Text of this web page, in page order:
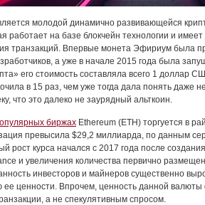
молодой динамично развивающейся
работает на базе блокчейн технологии и
транзакций. Впервые монета Эфириум была
а уже в начале 2015 года была
его стоимость составляла всего 1 доллар
в 15 раз, чем уже тогда дала понять даже
что это далеко не заурядный альткоин.
биржах Ethereum (ETH) торгуется в
превысила $29,2 миллиарда, по данным
рост курса начался с 2017 года после
и увеличения количества первично
инвесторов и майнеров существенно
ее ценности. Впрочем, ценность данной
а не спекулятивным спросом.